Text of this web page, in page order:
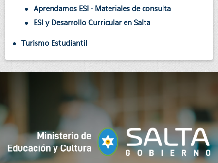
Aprendamos ESI - Materiales de consulta
ESI y Desarrollo Curricular en Salta
Turismo Estudiantil